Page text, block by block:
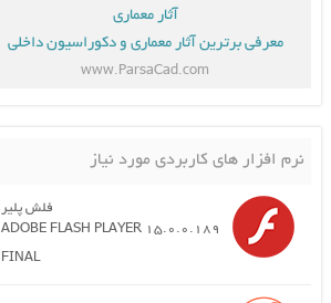
آثار معماری
معرفی برترین آثار معماری و دکوراسیون داخلی
www.ParsaCad.com
نرم افزار های کاربردی مورد نیاز
فلش پلیر
ADOBE FLASH PLAYER 15.0.0.189
FINAL